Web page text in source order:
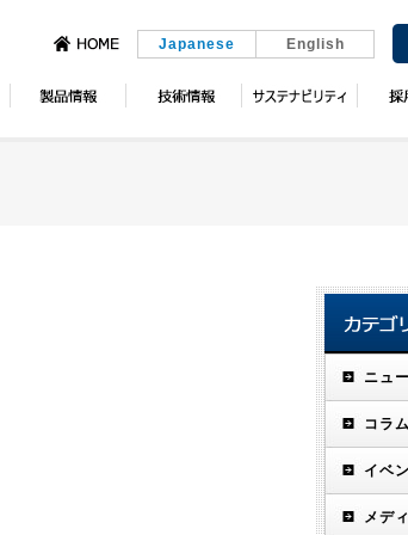
Japanese English
ニュ
コラム
イベ
メデ